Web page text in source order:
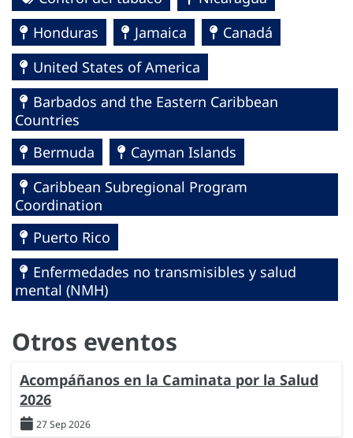
Honduras
Jamaica
Canadá
United States of America
Barbados and the Eastern Caribbean
Countries
Bermuda
Cayman Islands
Caribbean Subregional Program
Coordination
Puerto Rico
Enfermedades no transmisibles y salud
mental (NMH)
Otros eventos
Acompáñanos en la Caminata por la Salud
2026
27 Sep 2026